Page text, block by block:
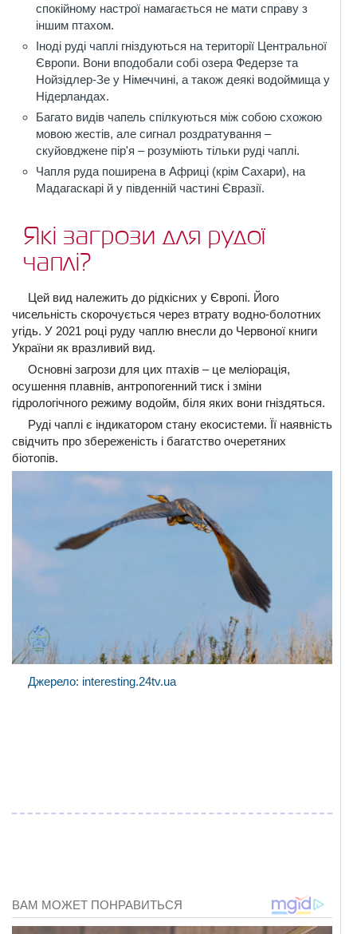
спокійному настрої намагається не мати справу з
іншим птахом.
Іноді руді чаплі гніздуються на території Центральної
Європи. Вони вподобали собі озера Федерзе та
Нойзідлер-Зе у Німеччині, а також деякі водоймища у
Нідерландах.
Багато видів чапель спілкуються між собою схожою
мовою жестів, але сигнал роздратування –
скуйовджене пір'я – розуміють тільки руді чаплі.
Чапля руда поширена в Африці (крім Сахари), на
Мадагаскарі й у південній частині Євразії.
Які загрози для рудої
чаплі?
Цей вид належить до рідкісних у Європі. Його
чисельність скорочується через втрату водно-болотних
угідь. У 2021 році руду чаплю внесли до Червоної книги
України як вразливий вид.
Основні загрози для цих птахів – це меліорація,
осушення плавнів, антропогенний тиск і зміни
гідрологічного режиму водойм, біля яких вони гніздяться.
Руді чаплі є індикатором стану екосистеми. Її наявність
свідчить про збереженість і багатство очеретяних
біотопів.
Джерело: interesting.24tv.ua